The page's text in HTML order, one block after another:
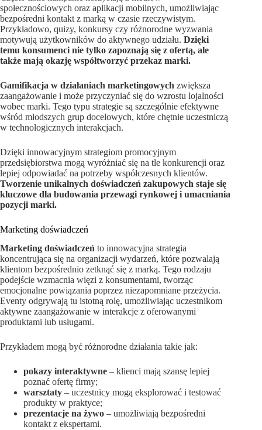
społecznościowych oraz aplikacji mobilnych, umożliwiając
bezpośredni kontakt z marką w czasie rzeczywistym.
Przykładowo, quizy, konkursy czy różnorodne wyzwania
motywują użytkowników do aktywnego udziału. Dzięki
temu konsumenci nie tylko zapoznają się z ofertą, ale
także mają okazję współtworzyć przekaz marki.
Gamifikacja w działaniach marketingowych zwiększa
zaangażowanie i może przyczyniać się do wzrostu lojalności
wobec marki. Tego typu strategie są szczególnie efektywne
wśród młodszych grup docelowych, które chętnie uczestniczą
w technologicznych interakcjach.
Dzięki innowacyjnym strategiom promocyjnym
przedsiębiorstwa mogą wyróżniać się na tle konkurencji oraz
lepiej odpowiadać na potrzeby współczesnych klientów.
Tworzenie unikalnych doświadczeń zakupowych staje się
kluczowe dla budowania przewagi rynkowej i umacniania
pozycji marki.
Marketing doświadczeń
Marketing doświadczeń to innowacyjna strategia
koncentrująca się na organizacji wydarzeń, które pozwalają
klientom bezpośrednio zetknąć się z marką. Tego rodzaju
podejście wzmacnia więzi z konsumentami, tworząc
emocjonalne powiązania poprzez niezapomniane przeżycia.
Eventy odgrywają tu istotną rolę, umożliwiając uczestnikom
aktywne zaangażowanie w interakcje z oferowanymi
produktami lub usługami.
Przykładem mogą być różnorodne działania takie jak:
pokazy interaktywne – klienci mają szansę lepiej
poznać ofertę firmy;
warsztaty – uczestnicy mogą eksplorować i testować
produkty w praktyce;
prezentacje na żywo – umożliwiają bezpośredni
kontakt z ekspertami.